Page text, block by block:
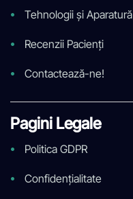
Tehnologii și Aparatură
Recenzii Pacienți
Contactează-ne!
Pagini Legale
Politica GDPR
Confidențialitate